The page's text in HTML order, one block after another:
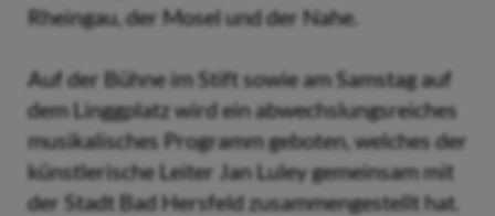
Rheingau, der Mosel und der Nahe.
Auf der Bühne im Stift sowie am Samstag auf
dem Linggplatz wird ein abwechslungsreiches
musikalisches Programm geboten, welches der
künstlerische Leiter Jan Luley gemeinsam mit
der Stadt Bad Hersfeld zusammengestellt hat.